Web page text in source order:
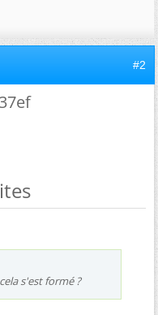
#2
s'est formé ?